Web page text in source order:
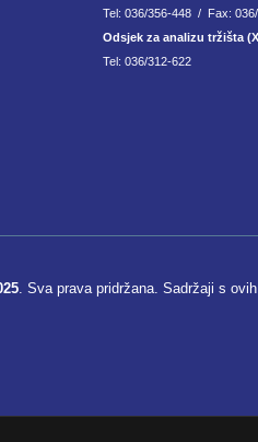
Tel: 036/356-448 / Fax:
Odsjek za analizu tržišta
Tel: 036/312-622
. Sva prava pridržana. Sadržaji s